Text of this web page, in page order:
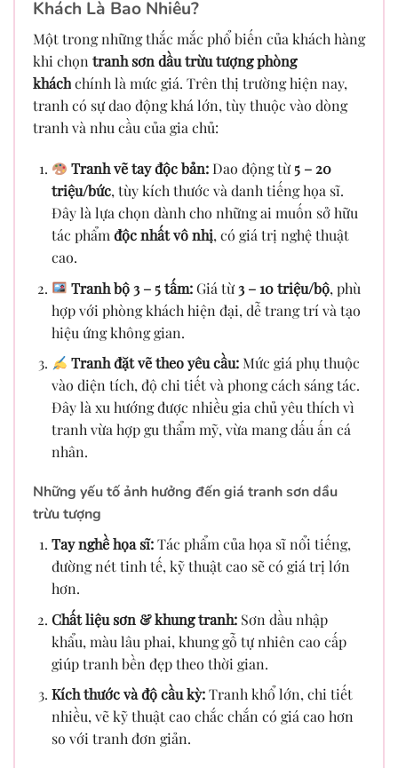
Khách Là Bao Nhiêu?
Một trong những thắc mắc phổ biến của khách hàng
khi chọn tranh sơn dầu trừu tượng phòng
kháchchính là mức giá. Trên thị trường hiện nay,
tranh có sự dao động khá lớn, tùy thuộc vào dòng
tranh và nhu cầu của gia chủ:
Tranh vẽ tay độc bản: Dao động từ5 – 20
triệu/bức, tùy kích thước và danh tiếng họa sĩ.
Đây là lựa chọn dành cho những ai muốn sở hữu
tác phẩm độc nhất vô nhị, có giá trị nghệ thuật
cao.
Tranh bộ 3 – 5 tấm:Giá từ3 – 10 triệu/bộ, phù
hợp với phòng khách hiện đại, dễ trang trí và tạo
hiệu ứng không gian.
Tranh đặt vẽ theo yêu cầu: Mức giá phụ thuộc
vào diện tích, độ chi tiết và phong cách sáng tác.
Đây là xu hướng được nhiều gia chủ yêu thích vì
tranh vừa hợp gu thẩm mỹ, vừa mang dấu ấn cá
nhân.
Những yếu tố ảnh hưởng đến giá tranh sơn dầu
trừu tượng
Tay nghề họa sĩ:Tác phẩm của họa sĩ nổi tiếng,
đường nét tinh tế, kỹ thuật cao sẽ có giá trị lớn
hơn.
Chất liệu sơn & khung tranh:Sơn dầu nhập
khẩu, màu lâu phai, khung gỗ tự nhiên cao cấp
giúp tranh bền đẹp theo thời gian.
Kích thước và độ cầu kỳ:Tranh khổ lớn, chi tiết
nhiều, vẽ kỹ thuật cao chắc chắn có giá cao hơn
so với tranh đơn giản.